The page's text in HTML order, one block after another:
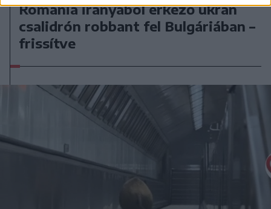
Románia irányából érkező ukrán
csalidrón robbant fel Bulgáriában –
frissítve